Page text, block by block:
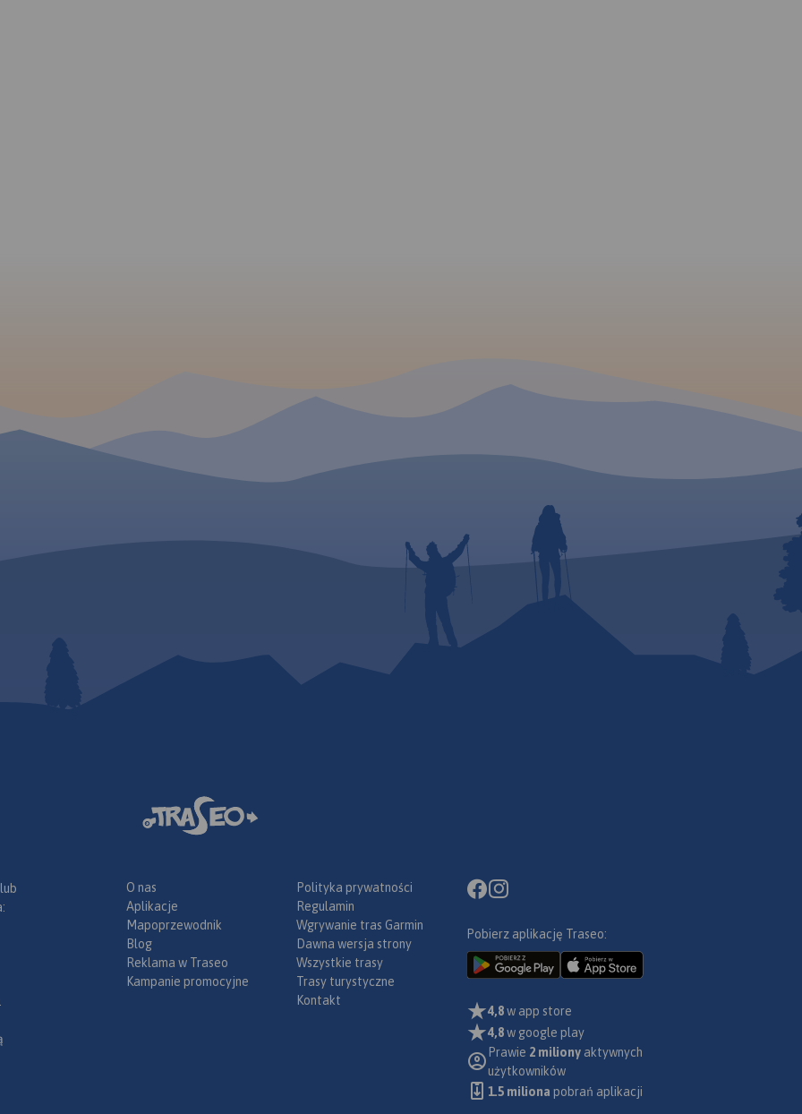
O nas
Aplikacje
Mapoprzewodnik
Blog
Reklama w Traseo
Kampanie promocyjne
Polityka prywatności
Regulamin
Wgrywanie tras Garmin
Dawna wersja strony
Wszystkie trasy
Trasy turystyczne
Kontakt
Pobierz aplikację Traseo:
4,8w app store
4,8w google play
Prawie 2 miliony aktywnych
użytkowników
1.5 miliona pobrań aplikacji